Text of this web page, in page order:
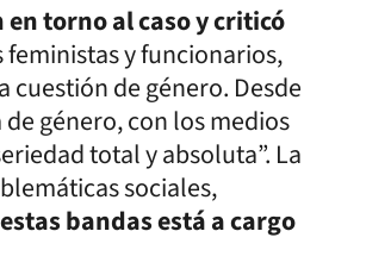
torno al caso y criticó
y funcionarios,
de género. Desde
género, con los medios
total y absoluta”. La
sociales,
bandas está a cargo